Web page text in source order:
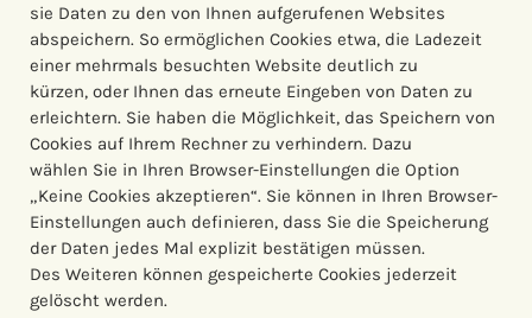
sie Daten zu den von Ihnen aufgerufenen Websites
abspeichern. So ermöglichen Cookies etwa, die Ladezeit
einer mehrmals besuchten Website deutlich zu
kürzen, oder Ihnen das erneute Eingeben von Daten zu
erleichtern. Sie haben die Möglichkeit, das Speichern von
Cookies auf Ihrem Rechner zu verhindern. Dazu
wählen Sie in Ihren Browser-Einstellungen die Option
„Keine Cookies akzeptieren“. Sie können in Ihren Browser-
Einstellungen auch definieren, dass Sie die Speicherung
der Daten jedes Mal explizit bestätigen müssen.
Des Weiteren können gespeicherte Cookies jederzeit
gelöscht werden.